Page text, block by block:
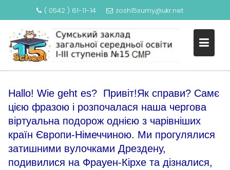
( 0542 ) 61-11-14 zosh15sumy@ukr.net
ЗНАЙОМЛЕННЯ З КРАЇНАМИ
ЄВРОПЕЙСЬКОГО СОЮЗУ:
НІМЕЧЧИНА
Hallo! Wie geht es? Привіт!Як справи? Самє
цією фразою і розпочалася наша чергова
віртуальна подорож однією з чарівніших
країн Європи-Німеччиною. Ми прогулялися
затишними вулочками Дрездену,
подивилися на Фрауен-Кірхе та дізналися,